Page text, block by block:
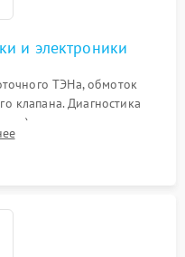
и электроники
ТЭНа, обмоток
клапана. Диагностика
датчика мутности,
модуля управления.